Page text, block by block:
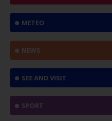
METEO
NEWS
SEE AND VISIT
SPORT